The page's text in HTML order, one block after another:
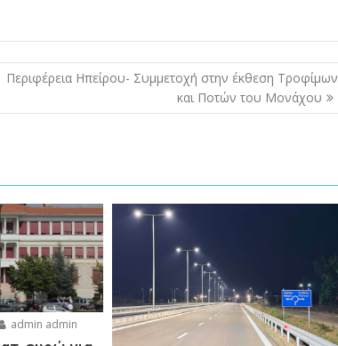
Περιφέρεια Ηπείρου- Συμμετοχή στην έκθεση Τροφίμων
και Ποτών του Μονάχου
admin admin